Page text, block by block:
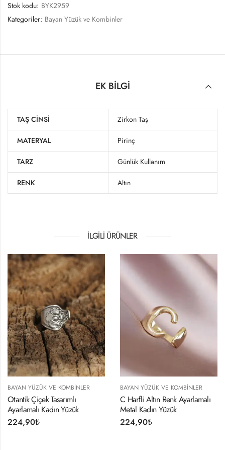
Stok kodu: BYK2959
Kategoriler: Bayan Yüzük ve Kombinler
EK BILGI
TAŞ CINSI Zirkon Taş
MATERYAL Pirinç
TARZ Günlük Kullanım
RENK Altın
İLGILI ÜRÜNLER
BAYAN YÜZÜK VE KOMBINLER
C Harfli Altın Renk Ayarlamalı
Metal Kadın Yüzük
BAYAN YÜZÜK VE
Ayarlamalı Gold
Zirkon Taşlı